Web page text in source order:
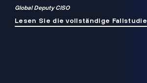
Global Deputy CISO
Lesen Sie die vollständige Fallstudie